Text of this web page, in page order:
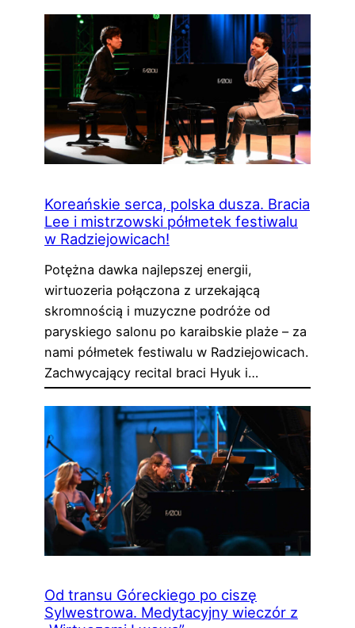
Koreańskie serca, polska dusza. Bracia
Lee i mistrzowski półmetek festiwalu
w Radziejowicach!
Potężna dawka najlepszej energii,
wirtuozeria połączona z urzekającą
skromnością i muzyczne podróże od
paryskiego salonu po karaibskie plaże – za
nami półmetek festiwalu w Radziejowicach.
Zachwycający recital braci Hyuk i…
Od transu Góreckiego po ciszę
Sylwestrowa. Medytacyjny wieczór z